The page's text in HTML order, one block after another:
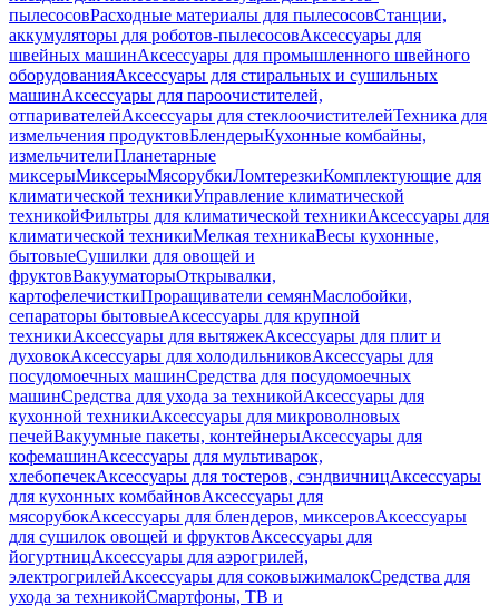
пылесосовРасходные материалы для пылесосовСтанции,
аккумуляторы для роботов-пылесосовАксессуары для
швейных машинАксессуары для промышленного швейного
оборудованияАксессуары для стиральных и сушильных
машинАксессуары для пароочистителей,
отпаривателейАксессуары для стеклоочистителейТехника для
измельчения продуктовБлендерыКухонные комбайны,
измельчителиПланетарные
миксерыМиксерыМясорубкиЛомтерезкиКомплектующие для
климатической техникиУправление климатической
техникойФильтры для климатической техникиАксессуары для
климатической техникиМелкая техникаВесы кухонные,
бытовыеСушилки для овощей и
фруктовВакууматорыОткрывалки,
картофелечисткиПроращиватели семянМаслобойки,
сепараторы бытовыеАксессуары для крупной
техникиАксессуары для вытяжекАксессуары для плит и
духовокАксессуары для холодильниковАксессуары для
посудомоечных машинСредства для посудомоечных
машинСредства для ухода за техникойАксессуары для
кухонной техникиАксессуары для микроволновых
печейВакуумные пакеты, контейнерыАксессуары для
кофемашинАксессуары для мультиварок,
хлебопечекАксессуары для тостеров, сэндвичницАксессуары
для кухонных комбайновАксессуары для
мясорубокАксессуары для блендеров, миксеровАксессуары
для сушилок овощей и фруктовАксессуары для
йогуртницАксессуары для аэрогрилей,
электрогрилейАксессуары для соковыжималокСредства для
ухода за техникойСмартфоны, ТВ и